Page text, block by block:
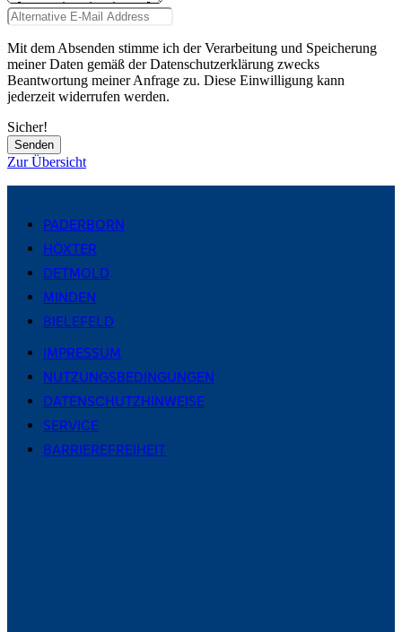
Mit dem Absenden stimme ich der Verarbeitung und Speicherung
meiner Daten gemäß der Datenschutzerklärung zwecks
Beantwortung meiner Anfrage zu. Diese Einwilligung kann
jederzeit widerrufen werden.
Sicher!
Senden
Zur Übersicht
PADERBORN
HÖXTER
DETMOLD
MINDEN
BIELEFELD
IMPRESSUM
NUTZUNGSBEDINGUNGEN
DATENSCHUTZHINWEISE
SERVICE
BARRIEREFREIHEIT